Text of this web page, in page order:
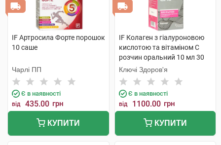
IF Артросила Форте порошок
10 саше
Чарлі ПП
Є в наявності
від 435.00 грн
КУПИТИ
IF Колаген з гіалуроновою
кислотою та вітаміном C
розчин оральний 10 мл 30
стіків
Ключі Здоров'я
Є в наявності
від 1100.00 грн
КУПИТИ